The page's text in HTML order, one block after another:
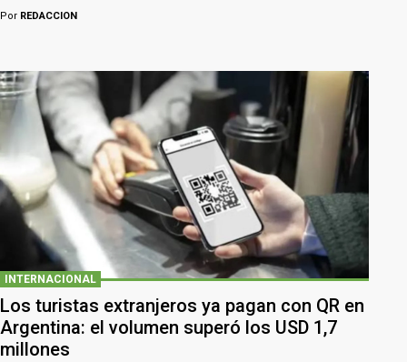
Por REDACCION
INTERNACIONAL
Los turistas extranjeros ya pagan con QR en
Argentina: el volumen superó los USD 1,7
millones